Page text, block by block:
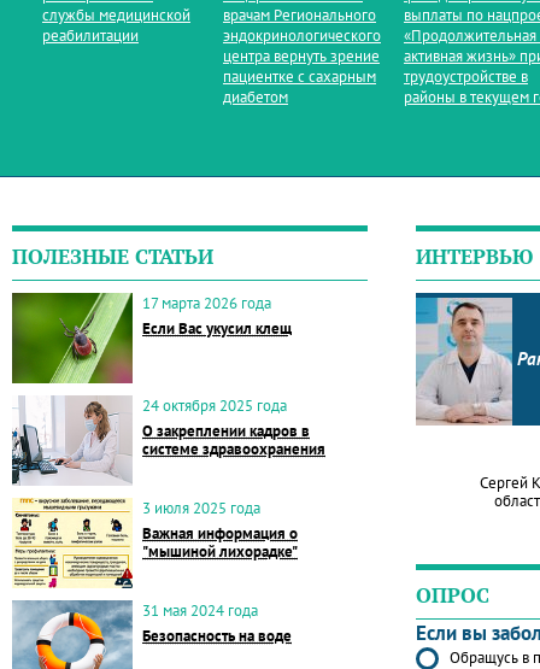
службы медицинской
реабилитации
врачам Регионального
эндокринологического
центра вернуть зрение
пациентке с сахарным
диабетом
выплаты по
«Продолжительная
активная жизнь»
трудоустройстве в
районы в текущем
ПОЛЕЗНЫЕ СТАТЬИ
17 марта 2026 года
Если Вас укусил клещ
24 октября 2025 года
О закреплении кадров в
системе здравоохранения
3 июля 2025 года
Важная информация о
"мышиной лихорадке"
31 мая 2024 года
Безопасность на воде
ИНТЕРВЬЮ
Сергей
ОПРОС
Если вы
Обращусь в